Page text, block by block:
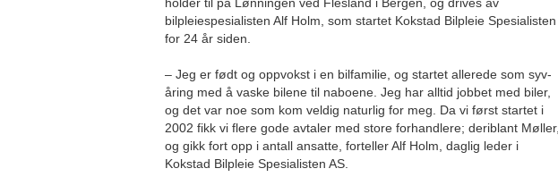
bilpleiespesialisten Alf Holm, som startet Kokstad Bilpleie Spesialisten
for 24 år siden.
– Jeg er født og oppvokst i en bilfamilie, og startet allerede som syv-
åring med å vaske bilene til naboene. Jeg har alltid jobbet med biler,
og det var noe som kom veldig naturlig for meg. Da vi først startet i
2002 fikk vi flere gode avtaler med store forhandlere; deriblant Møller,
og gikk fort opp i antall ansatte, forteller Alf Holm, daglig leder i
Kokstad Bilpleie Spesialisten AS.